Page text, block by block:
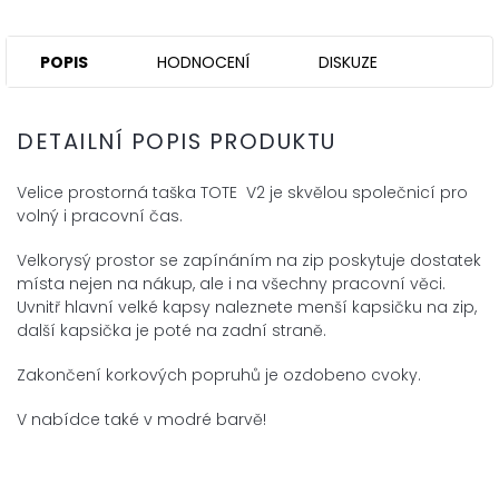
POPIS HODNOCENÍ DISKUZE
DETAILNÍ POPIS PRODUKTU
Velice prostorná taška TOTE V2 je skvělou společnicí pro
volný i pracovní čas.
Velkorysý prostor se zapínáním na zip poskytuje dostatek
místa nejen na nákup, ale i na všechny pracovní věci.
Uvnitř hlavní velké kapsy naleznete menší kapsičku na zip,
další kapsička je poté na zadní straně.
Zakončení korkových popruhů je ozdobeno cvoky.
V nabídce také v modré barvě!